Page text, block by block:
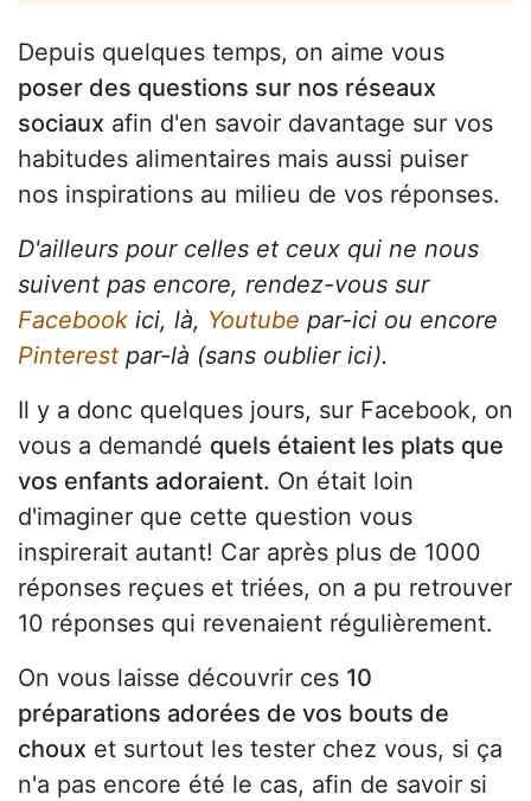
Depuis quelques temps, on aime vous
poser des questions sur nos réseaux
sociaux afin d'en savoir davantage sur vos
habitudes alimentaires mais aussi puiser
nos inspirations au milieu de vos réponses.
D'ailleurs pour celles et ceux qui ne nous
suivent pas encore, rendez-vous sur
Facebook ici, là, Youtube par-ici ou encore
Pinterest par-là (sans oublier ici).
Il y a donc quelques jours, sur Facebook, on
vous a demandé quels étaient les plats que
vos enfants adoraient. On était loin
d'imaginer que cette question vous
inspirerait autant! Car après plus de 1000
réponses reçues et triées, on a pu retrouver
10 réponses qui revenaient régulièrement.
On vous laisse découvrir ces 10
préparations adorées de vos bouts de
choux et surtout les tester chez vous, si ça
n'a pas encore été le cas, afin de savoir si